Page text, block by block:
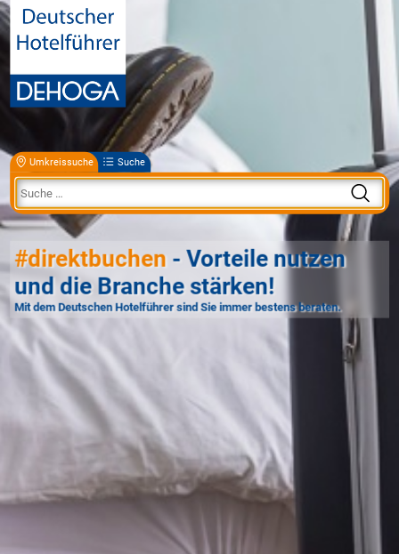
Umkreissuche Suche
#direktbuchen - Vorteile nutzen
und die Branche stärken!
Mit dem Deutschen Hotelführer sind Sie immer bestens beraten.